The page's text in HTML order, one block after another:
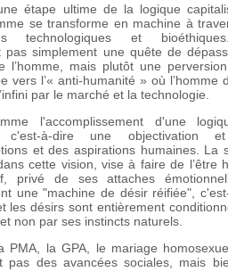
étape ultime de la logique
se transforme en machine à
technologiques et
pas simplement une quête de
l’homme, mais plutôt une
vers l’« anti-humanité » où l’homme
par le marché et la technologie.
l'accomplissement d'une
à-dire une objectivation
et des aspirations humaines. La
cette vision, vise à faire de l’être
privé de ses attaches
une "machine de désir réifiée",
les désirs sont entièrement
non par ses instincts naturels.
PMA, la GPA, le mariage
des avancées sociales, mais